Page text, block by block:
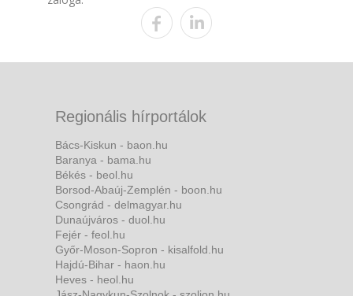
Regionális hírportálok
Bács-Kiskun - baon.hu
Baranya - bama.hu
Békés - beol.hu
Borsod-Abaúj-Zemplén - boon.hu
Csongrád - delmagyar.hu
Dunaújváros - duol.hu
Fejér - feol.hu
Győr-Moson-Sopron - kisalfold.hu
Hajdú-Bihar - haon.hu
Heves - heol.hu